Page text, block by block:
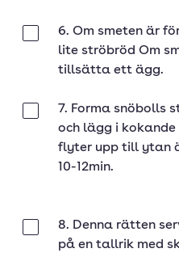
6. Om smeten är
lite ströbröd Om
tillsätta ett ägg.
7. Forma snöbolls
och lägg i
flyter upp till ytan
10-12min.
8. Denna rätten
på en tallrik med